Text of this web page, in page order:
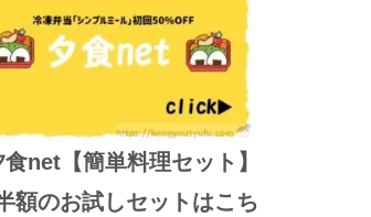
net【簡単料理セット】
額のお試しセットはこち